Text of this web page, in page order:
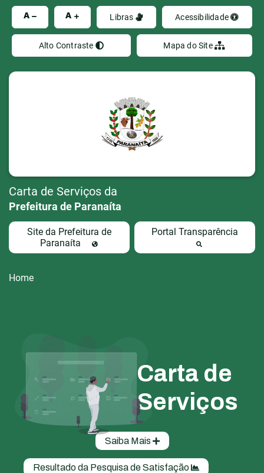
A A Libras Acessibilidade
Alto Contraste Mapa do Site
Carta de Serviços da
Prefeitura de Paranaíta
Site da Prefeitura de
Paranaíta
Portal Transparência
Home
Carta de
Serviços
Saiba Mais
Resultado da Pesquisa de Satisfação